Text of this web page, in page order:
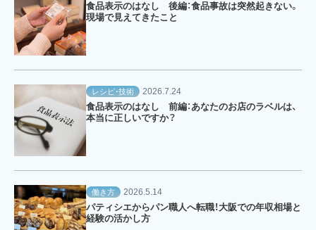
食品表示のはなし 後編：食品事故は突然起きない。
現場で見えてきたこと
レシピ・技術 2026.7.24
食品表示のはなし 前編：あなたのお店のラベルは、
本当に正しいですか？
働き方 2026.5.14
パティシエからパン職人へ転職！大阪での年収相場と
経験の活かし方